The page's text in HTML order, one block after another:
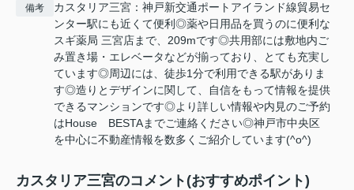
備考
カスタリア三宮：神戸新交通ポートアイランド線貿易セ
ンター駅にも近くて便利◎薬や日用品を買うのに便利な
スギ薬局 三宮店まで、209mです◎共用部には敷地内ご
み置き場・エレベータなどが揃っており、とても充実し
ています◎周辺には、徒歩1分で利用できる駅がありま
す◎造りとデザインに関して、自信をもって情報を提供
できるマンションです◎より詳しい情報や内見のご予約
はHouse BESTAまでご連絡ください◎神戸市中央区
を中心に不動産情報を数多くご紹介しています(^o^)
カスタリア三宮のコメント(おすすめポイント)